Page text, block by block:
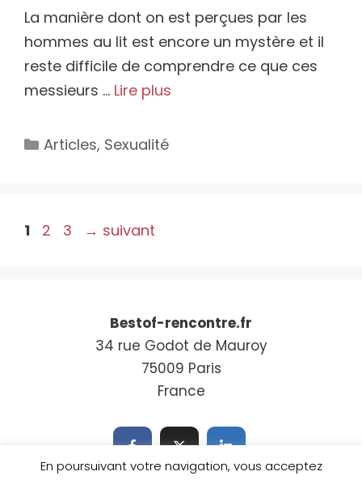
La manière dont on est perçues par les
hommes au lit est encore un mystère et il
reste difficile de comprendre ce que ces
messieurs … Lire plus
Catégories
Articles, Sexualité
Page
1 Page
2 Page
3 → suivant
Bestof-rencontre.fr
34 rue Godot de Mauroy
75009 Paris
France
En poursuivant votre navigation, vous acceptez